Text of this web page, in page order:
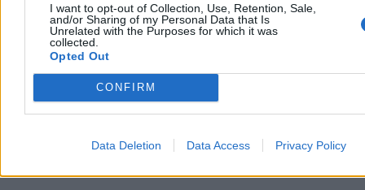
I want to opt-out of Collection, Use, Retention, Sale,
and/or Sharing of my Personal Data that Is
Unrelated with the Purposes for which it was
collected.
Opted Out
CONFIRM
Data Deletion Data Access Privacy Policy
Nie żyje Andrzej Morozowski. Wybitny